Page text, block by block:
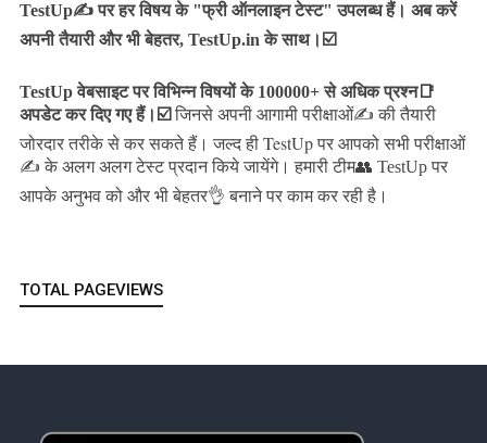
TestUp✍️ पर हर विषय के "फ्री ऑनलाइन टेस्ट" उपलब्ध हैं। अब करें
अपनी तैयारी और भी बेहतर, TestUp.in के साथ।☑️
TestUp वेबसाइट पर विभिन्न विषयों के 100000+ से अधिक प्रश्न📑
अपडेट कर दिए गए हैं। ☑️ जिनसे अपनी आगामी परीक्षाओं✍️ की तैयारी
जोरदार तरीके से कर सकते हैं।जल्द ही TestUp पर आपको सभी परीक्षाओं
✍️ के अलग अलग टेस्ट प्रदान किये जायेंगे। हमारी टीम👥 TestUp पर
आपके अनुभव को और भी बेहतर👌 बनाने पर काम कर रही है।
TOTAL PAGEVIEWS